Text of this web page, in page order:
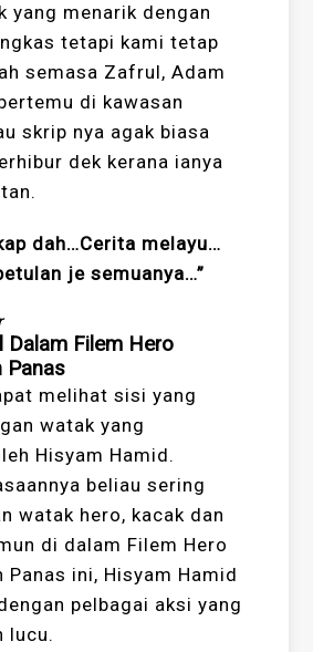
yang menarik dengan
tetapi kami tetap
semasa Zafrul, Adam
di kawasan
skrip nya agak biasa
dek kerana ianya
dah…Cerita melayu…
je semuanya…”
Dalam Filem Hero
Panas
melihat sisi yang
watak yang
Hisyam Hamid.
beliau sering
watak hero, kacak dan
di dalam Filem Hero
Panas ini, Hisyam Hamid
pelbagai aksi yang
lucu.